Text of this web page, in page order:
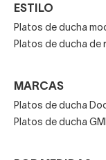
o clásicos.
Precios y
Los precios de los
pueden variar
ESTILO
Platos de ducha
Platos de ducha de
MARCAS
Platos de ducha
Platos de ducha